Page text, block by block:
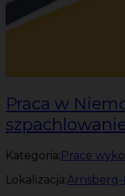
Praca w
Kategoria:Prace
Lokalizacja: